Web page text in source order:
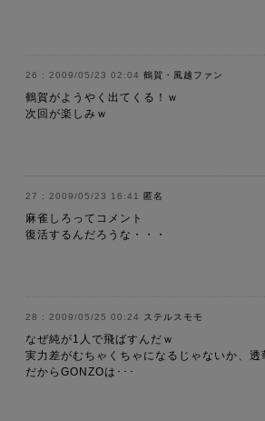
2009/05/23 02:04 鶴賀・風越ファン
鶴賀がようやく出てくる！ｗ
次回が楽しみｗ
2009/05/23 16:41 匿名
麻雀しろってコメント
復活するんだろうな・・・
2009/05/25 00:24 ステルスモモ
なぜ純が1人で飛ばすんだｗ
実力差がむちゃくちゃになるじゃないか、透
だからGONZOは･･･